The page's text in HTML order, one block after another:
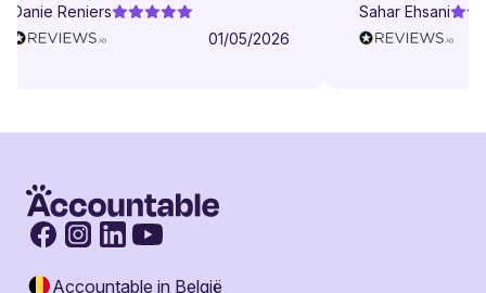
Danie Reniers
01/05/2026
Sahar Ehsani
Accountable in België